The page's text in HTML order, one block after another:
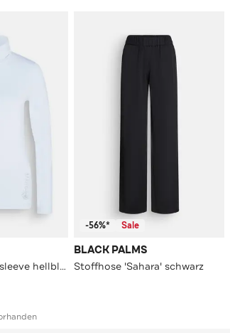
Rollkragen-Longsleeve hellblau
-56%* Sale
BLACK PALMS
Stoffhose 'Sahara' schwarz